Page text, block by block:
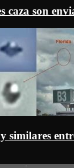
caza son
similares